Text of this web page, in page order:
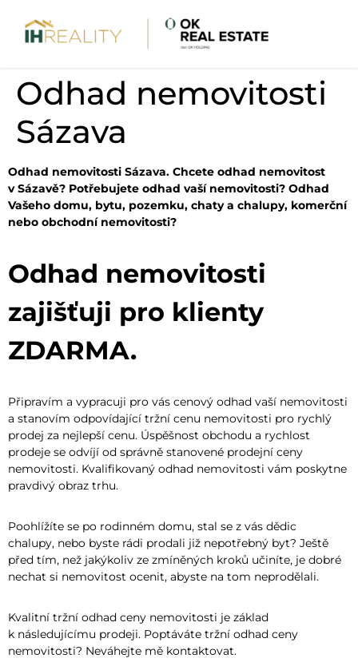
Odhad nemovitosti
Sázava
Odhad nemovitosti Sázava. Chcete odhad nemovitost
v Sázavě? Potřebujete odhad vaší nemovitosti? Odhad
Vašeho domu, bytu, pozemku, chaty a chalupy, komerční
nebo obchodní nemovitosti?
Odhad nemovitosti
zajišťuji pro klienty
ZDARMA.
Připravím a vypracuji pro vás cenový odhad vaší nemovitosti
a stanovím odpovídající tržní cenu nemovitosti pro rychlý
prodej za nejlepší cenu. Úspěšnost obchodu a rychlost
prodeje se odvíjí od správně stanovené prodejní ceny
nemovitosti. Kvalifikovaný odhad nemovitosti vám poskytne
pravdivý obraz trhu.
Poohlížíte se po rodinném domu, stal se z vás dědic
chalupy, nebo byste rádi prodali již nepotřebný byt? Ještě
před tím, než jakýkoliv ze zmíněných kroků učiníte, je dobré
nechat si nemovitost ocenit, abyste na tom neprodělali.
Kvalitní tržní odhad ceny nemovitosti je základ
k následujícímu prodeji. Poptáváte tržní odhad ceny
nemovitosti? Neváhejte mě kontaktovat.